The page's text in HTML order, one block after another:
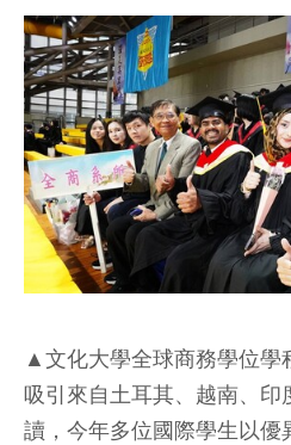
▲文化大學全球商務學位學
吸引來自土耳其、越南、印
讀，今年多位國際學生以優